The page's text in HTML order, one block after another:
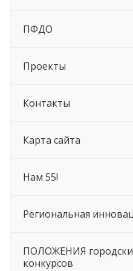
ПФДО
Проекты
Контакты
Карта сайта
Нам 55!
Региональная
ПОЛОЖЕНИЯ
конкурсов